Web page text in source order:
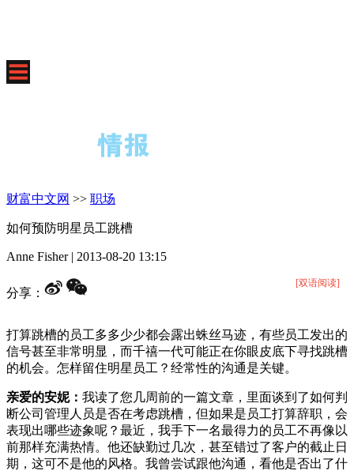
财富中文网 >> 职场
如何预防明星员工跳槽
Anne Fisher| 2013-08-20 13:15
分享：
[双语阅读]
打算跳槽的员工多多少少都会露出蛛丝马迹，有些员工发出的
信号甚至非常明显，而千禧一代可能正在你眼皮底下寻找跳槽
的机会。怎样留住明星员工？经常性的沟通是关键。
亲爱的安妮： 我读了您几周前的一篇文章，里面谈到了如何判
断公司管理人员是否在考虑跳槽，但如果是员工打算辞职，会
表现出哪些迹象呢？最近，我手下一名最得力的员工不再像以
前那样充满热情。他还缺勤过几次，甚至错过了客户的截止日
期，这可不是他的风格。我曾尝试跟他沟通，看他是否出了什